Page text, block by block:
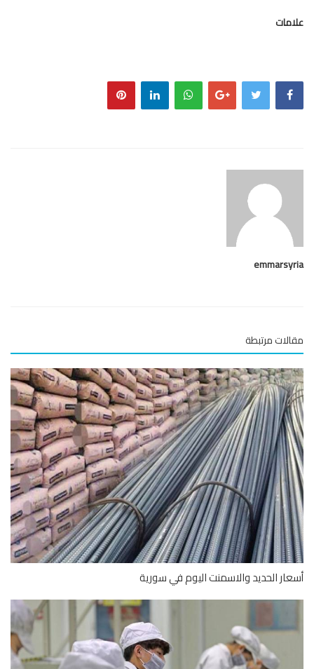
مرتبطة
الحديد والاسمنت اليوم في سورية